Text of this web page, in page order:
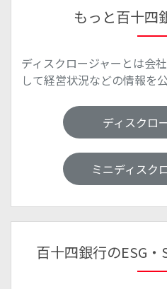
もっと百十四
ディスクロージャーとは会
して経営状況などの情報を
ディスクロ
ミニディスク
百十四銀行のESG